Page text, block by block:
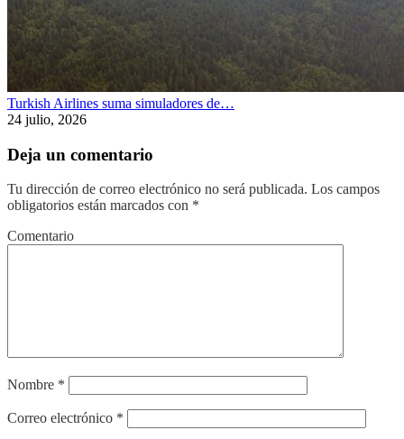
Turkish Airlines suma simuladores de…
24 julio, 2026
Deja un comentario
Tu dirección de correo electrónico no será publicada. Los campos
obligatorios están marcados con *
Comentario
Nombre *
Correo electrónico *